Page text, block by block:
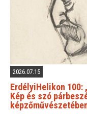
2026.07.15
ErdélyiHelikon 100:
Kép és szó